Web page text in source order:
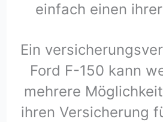
einfach einen
Ein
Ford F-150 kann
mehrere
ihren Versicherung